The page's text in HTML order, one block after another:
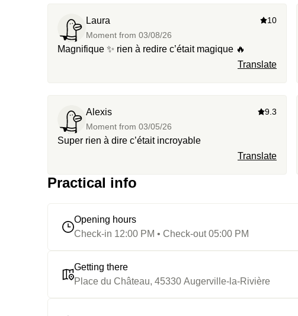
Laura
Moment from 03/08/26
10
Magnifique ✨ rien à redire c’était magique 🔥
Translate
Alexis
Moment from 03/05/26
9.3
Super rien à dire c’était incroyable
Translate
Practical info
Opening hours
Check-in 12:00 PM • Check-out 05:00 PM
Getting there
Place du Château, 45330 Augerville-la-Rivière